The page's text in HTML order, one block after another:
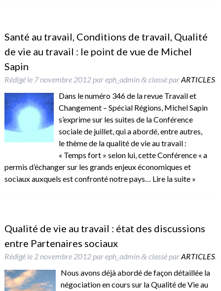
Santé au travail, Conditions de travail, Qualité
de vie au travail : le point de vue de Michel
Sapin
Rédigé le 7 novembre 2012pareph_admin &classé parARTICLES.
Dans le numéro 346 de la revue Travail et
Changement – Spécial Régions, Michel Sapin
s’exprime sur les suites de la Conférence
sociale de juillet, qui a abordé, entre autres,
le thème de la qualité de vie au travail :
« Temps fort » selon lui, cette Conférence « a
permis d’échanger sur les grands enjeux économiques et
sociaux auxquels est confronté notre pays… Lire la suite »
Qualité de vie au travail : état des discussions
entre Partenaires sociaux
Rédigé le 2 novembre 2012pareph_admin &classé parARTICLES.
Nous avons déjà abordé de façon détaillée la
négociation en cours sur la Qualité de Vie au